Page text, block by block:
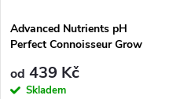
Advanced Nutrients pH
Perfect Connoisseur Grow
od 439 Kč
Skladem